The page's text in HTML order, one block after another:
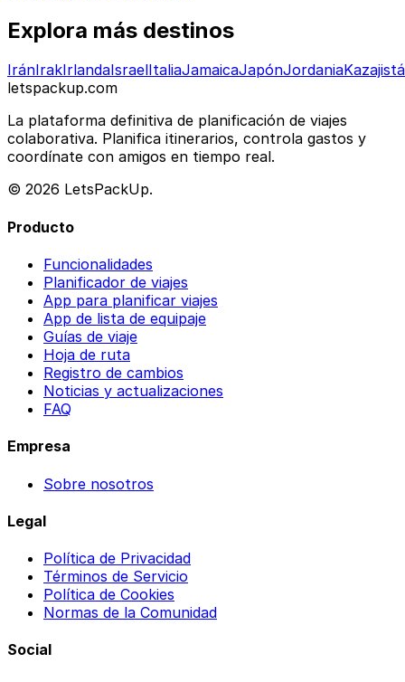
Explora más destinos
IránIrakIrlandaIsraelItaliaJamaicaJapónJordania
letspackup.com
La plataforma definitiva de planificación de viajes
colaborativa. Planifica itinerarios, controla gastos y
coordínate con amigos en tiempo real.
© 2026 LetsPackUp.
Producto
Funcionalidades
Planificador de viajes
App para planificar viajes
App de lista de equipaje
Guías de viaje
Hoja de ruta
Registro de cambios
Noticias y actualizaciones
FAQ
Empresa
Sobre nosotros
Legal
Política de Privacidad
Términos de Servicio
Política de Cookies
Normas de la Comunidad
Social